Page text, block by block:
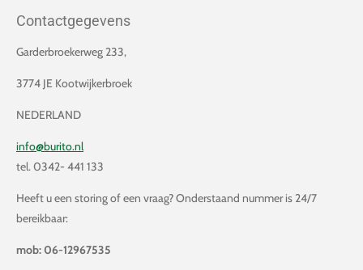
Contactgegevens
Garderbroekerweg 233,
3774 JE Kootwijkerbroek
NEDERLAND
info@burito.nl
tel. 0342- 441 133
Heeft u een storing of een vraag? Onderstaand nummer is 24/7
bereikbaar:
mob: 06-12967535